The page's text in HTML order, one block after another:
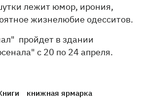
лежит юмор, ирония,
жизнелюбие одесситов.
пройдет в здании
с 20 по 24 апреля.
книжная ярмарка